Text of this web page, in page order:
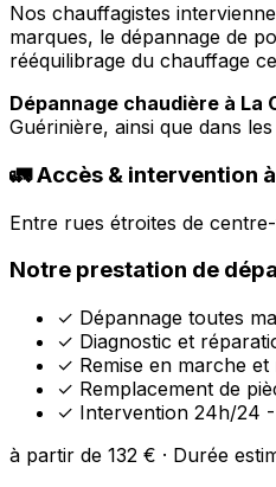
Nos chauffagistes
marques, le dépannage de
rééquilibrage du chauffage
Dépannage chaudière à La
Guérinière, ainsi que dans
🚛 Accès & intervention
Entre rues étroites de
Notre prestation de
✓ Dépannage toutes
✓ Diagnostic et
✓ Remise en marche
✓ Remplacement de
✓ Intervention 24h/24
à partir de 132 € · Durée